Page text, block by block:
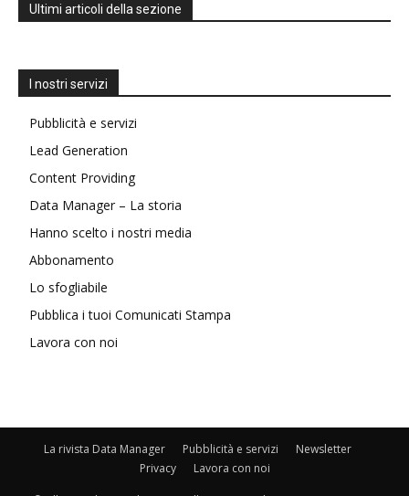
Ultimi articoli della sezione
I nostri servizi
Pubblicità e servizi
Lead Generation
Content Providing
Data Manager – La storia
Hanno scelto i nostri media
Abbonamento
Lo sfogliabile
Pubblica i tuoi Comunicati Stampa
Lavora con noi
La rivista Data Manager Pubblicità e servizi
Newsletter
Privacy
Lavora con noi